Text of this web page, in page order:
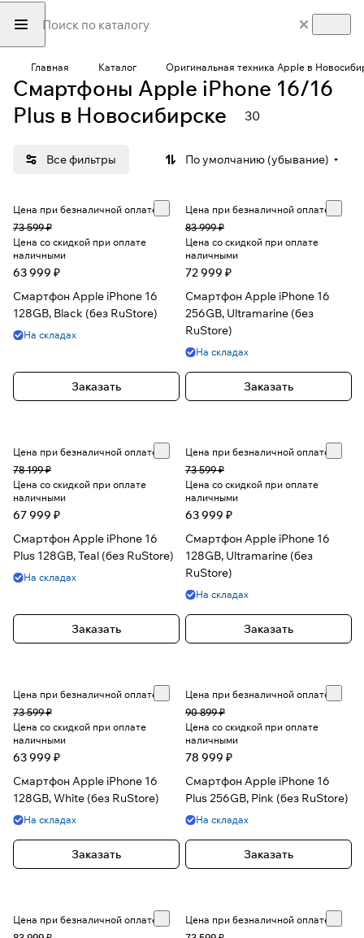
Главная Каталог Оригинальная техника Apple в
Смартфоны Apple iPhone 16/16
Plus в Новосибирске
30
Все фильтры По умолчанию (убывание)
Цена при безналичной оплате
73 599 ₽
Цена со скидкой при оплате
наличными
63 999 ₽
Смартфон Apple iPhone 16
128GB, Black (без RuStore)
На складах
Заказать
Цена при безналичной оплате
83 999 ₽
Цена со скидкой при оплате
наличными
72 999 ₽
Смартфон Apple iPhone 16
256GB, Ultramarine (без
RuStore)
На складах
Заказать
Цена при безналичной оплате
78 199 ₽
Цена со скидкой при оплате
наличными
67 999 ₽
Смартфон Apple iPhone 16
Plus 128GB, Teal (без RuStore)
На складах
Заказать
Цена при безналичной оплате
73 599 ₽
Цена со скидкой при оплате
наличными
63 999 ₽
Смартфон Apple iPhone 16
128GB, Ultramarine (без
RuStore)
На складах
Заказать
Цена при безналичной оплате
73 599 ₽
Цена со скидкой при оплате
наличными
63 999 ₽
Смартфон Apple iPhone 16
128GB, White (без RuStore)
На складах
Заказать
Цена при безналичной оплате
90 899 ₽
Цена со скидкой при оплате
наличными
78 999 ₽
Смартфон Apple iPhone 16
Plus 256GB, Pink (без RuStore)
На складах
Заказать
Цена при безналичной оплате
Цена при безналичной оплате